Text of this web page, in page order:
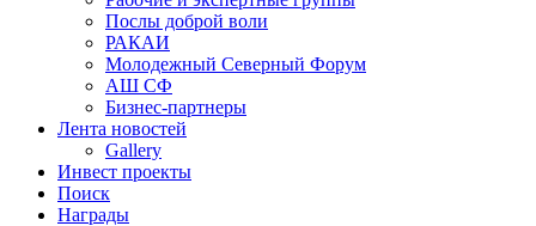
Послы доброй воли
РАКАИ
Молодежный Северный Форум
АШ СФ
Бизнес-партнеры
Лента новостей
Gallery
Инвест проекты
Поиск
Награды